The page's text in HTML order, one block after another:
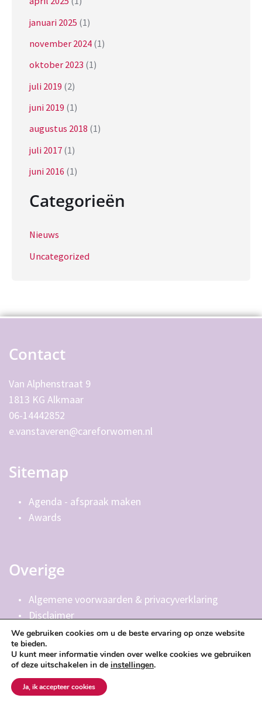
januari 2025 (1)
november 2024 (1)
oktober 2023 (1)
juli 2019 (2)
juni 2019 (1)
augustus 2018 (1)
juli 2017 (1)
juni 2016 (1)
Categorieën
Nieuws
Uncategorized
Contact
Van Alphenstraat 9
1813 KG Alkmaar
06-14442852
e.vanstaveren@careforwomen.nl
Sitemap
Agenda - afspraak maken
Awards
Overige
Algemene voorwaarden & privacyverklaring
Disclaimer
© 2015 - 2026 • Alle rechten voorbehouden, Care for
Women - Elvira van Staveren
We gebruiken cookies om u de beste ervaring op onze website
te bieden.
U kunt meer informatie vinden over welke cookies we gebruiken
of deze uitschakelen in de instellingen.
Ja, ik accepteer cookies